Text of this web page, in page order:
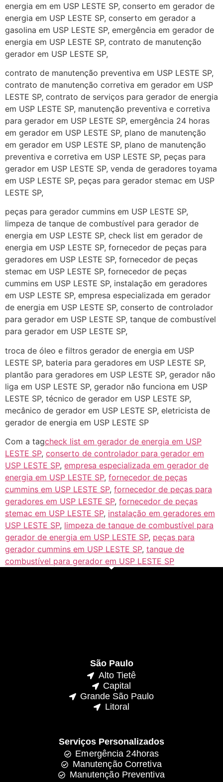
energia em em USP LESTE SP, conserto em gerador de
energia em USP LESTE SP, conserto em gerador a
gasolina em USP LESTE SP, emergência em gerador de
energia em USP LESTE SP, contrato de manutenção
gerador em USP LESTE SP,
contrato de manutenção preventiva em USP LESTE SP,
contrato de manutenção corretiva em gerador em USP
LESTE SP, contrato de serviços para gerador de energia
em USP LESTE SP, manutenção preventiva e corretiva
para gerador em USP LESTE SP, emergência 24 horas
em gerador em USP LESTE SP, plano de manutenção
em gerador em USP LESTE SP, plano de manutenção
preventiva e corretiva em USP LESTE SP, peças para
gerador em USP LESTE SP, venda de geradores toyama
em USP LESTE SP, peças para gerador stemac em USP
LESTE SP,
peças para gerador cummins em USP LESTE SP,
limpeza de tanque de combustível para gerador de
energia em USP LESTE SP, check list em gerador de
energia em USP LESTE SP, fornecedor de peças para
geradores em USP LESTE SP, fornecedor de peças
stemac em USP LESTE SP, fornecedor de peças
cummins em USP LESTE SP, instalação em geradores
em USP LESTE SP, empresa especializada em gerador
de energia em USP LESTE SP, conserto de controlador
para gerador em USP LESTE SP, tanque de combustível
para gerador em USP LESTE SP,
troca de óleo e filtros gerador de energia em USP
LESTE SP, bateria para geradores em USP LESTE SP,
plantão para geradores em USP LESTE SP, gerador não
liga em USP LESTE SP, gerador não funciona em USP
LESTE SP, técnico de gerador em USP LESTE SP,
mecânico de gerador em USP LESTE SP, eletricista de
gerador de energia em USP LESTE SP
Com a tagcheck list em gerador de energia em USP
LESTE SP, conserto de controlador para gerador em
USP LESTE SP, empresa especializada em gerador de
energia em USP LESTE SP, fornecedor de peças
cummins em USP LESTE SP, fornecedor de peças para
geradores em USP LESTE SP, fornecedor de peças
stemac em USP LESTE SP, instalação em geradores em
USP LESTE SP, limpeza de tanque de combustível para
gerador de energia em USP LESTE SP, peças para
gerador cummins em USP LESTE SP, tanque de
combustível para gerador em USP LESTE SP
São Paulo
Alto Tietê
Capital
Grande São Paulo
Litoral
Serviços Personalizados
Emergência 24horas
Manutenção Corretiva
Manutenção Preventiva